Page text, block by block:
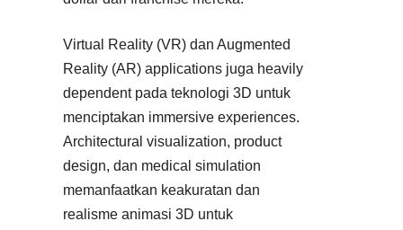
Virtual Reality (VR) dan Augmented
Reality (AR) applications juga heavily
dependent pada teknologi 3D untuk
menciptakan immersive experiences.
Architectural visualization, product
design, dan medical simulation
memanfaatkan keakuratan dan
realisme animasi 3D untuk